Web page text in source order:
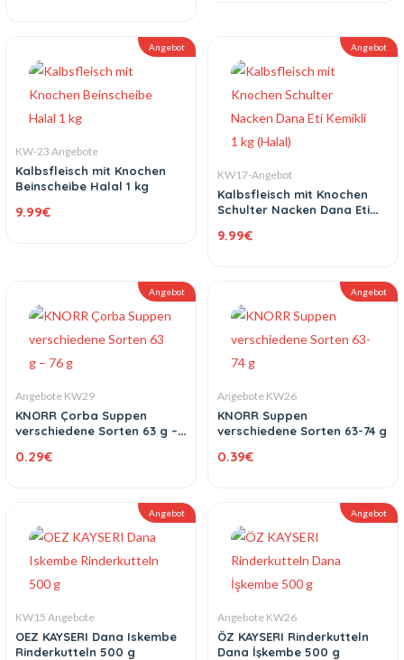
Angebot
KW-23 Angebote
Kalbsfleisch mit Knochen
Beinscheibe Halal 1 kg
9.99€
Angebot
KW17-Angebot
Kalbsfleisch mit Knochen
Schulter Nacken Dana Eti
9.99€
Angebot
Angebote KW29
KNORR Çorba Suppen
verschiedene Sorten 63 g –
0.29€
Angebot
Angebote KW26
KNORR Suppen
verschiedene Sorten 63-74 g
0.39€
Angebot
KW15 Angebote
OEZ KAYSERI Dana Iskembe
Rinderkutteln 500 g
Angebot
Angebote KW26
ÖZ KAYSERI Rinderkutteln
Dana İşkembe 500 g